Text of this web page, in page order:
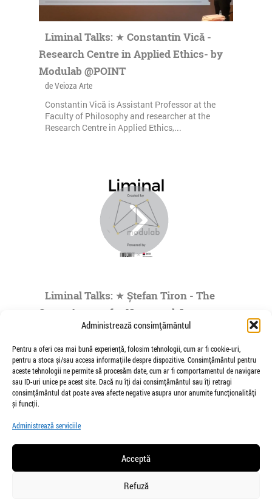
Administrează consimțământul
Pentru a oferi cea mai bună experiență, folosim tehnologii, cum ar fi cookie-uri,
pentru a stoca și/sau accesa informațiile despre dispozitive. Consimțământul pentru
aceste tehnologii ne permite să procesăm date, cum ar fi comportamentul de navigare
sau ID-uri unice pe acest site. Dacă nu îți dai consimțământul sau îți retragi
consimțământul dat poate avea afecte negative asupra unor anumite funcționalități
și funcții.
Administrează serviciile
Acceptă
Refuză
Liminal Talks: ★ Constantin Vică -
Research Centre in Applied Ethics- by
Modulab @POINT
de Veioza Arte
Constantin Vică is Assistant Professor at the
Faculty of Philosophy and researcher at the
Research Centre in Applied Ethics,...
Liminal Talks: ★ Ștefan Tiron - The
Space Agency for Nocturnal Journeys
to the Origins of the Universe- by
Modulab @POINT
de Veioza Arte
Stefan Tiron is an artist living and working
between Bucharest and Berlin. He is the founder